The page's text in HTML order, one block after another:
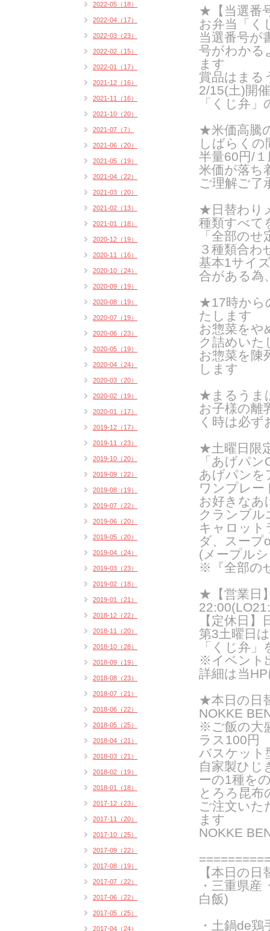
★【当選番
お弁当「く
当選番号が
号がわかる
ます
賞品はまる
2/15(土)開
「くじ弁
★米価高騰
しばらくの
半量60円/
米価が落ち
ご理解ご了
★日替わり
種類すべて
「全部の
３種類合わ
基本1サイ
合がある為
★17時から
たします
お惣菜をや
ク詰めいた
お惣菜を陳
します
★まるうま
お子様の離
く時は必ず
★土曜日限
「あげパ
あげパンを
ワンプレー
お好きなあ
クランブル
キャロット
ダ、スープ
(メープル
※『全部の
★【営業日
【定休日
第3土曜日
「くじ弁
※イベント
詳細は当
★本日の日
NOKKE
※ご飯の大
ラス100円
バスケット
自家製ひじ
ーの1種を
とろろ昆布
ご注文いた
ま す
NOKKE
===
【本日の
・三重県
白飯)
・土鍋de
2022-05（18）
2022-04（17）
2022-03（23）
2022-02（15）
2022-01（17）
2021-12（16）
2021-11（16）
2021-10（20）
2021-07（7）
2021-06（20）
2021-05（19）
2021-04（22）
2021-03（20）
2021-02（13）
2021-01（18）
2020-12（19）
2020-11（16）
2020-10（24）
2020-09（19）
2020-08（19）
2020-07（19）
2020-06（23）
2020-05（19）
2020-04（24）
2020-03（20）
2020-02（19）
2020-01（17）
2019-12（17）
2019-11（23）
2019-10（20）
2019-09（22）
2019-08（19）
2019-07（22）
2019-06（20）
2019-05（20）
2019-04（24）
2019-03（23）
2019-02（18）
2019-01（21）
2018-12（22）
2018-11（20）
2018-10（28）
2018-09（19）
2018-08（23）
2018-07（21）
2018-06（22）
2018-05（25）
2018-04（21）
2018-03（21）
2018-02（19）
2018-01（18）
2017-12（23）
2017-11（20）
2017-10（25）
2017-09（22）
2017-08（19）
2017-07（22）
2017-06（22）
2017-05（25）
2017-04（24）